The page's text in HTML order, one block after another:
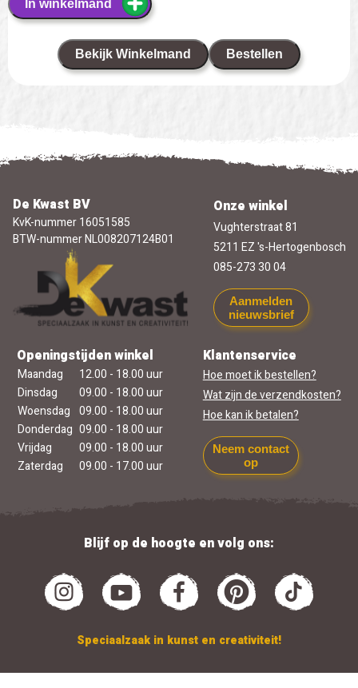
In winkelmand
Bekijk Winkelmand Bestellen
De Kwast BV
KvK-nummer 16051585
BTW-nummer NL008207124B01
Onze winkel
Vughterstraat 81
5211 EZ 's-Hertogenbosch
085-273 30 04
Aanmelden
nieuwsbrief
Openingstijden winkel
Maandag
12.00 - 18.00 uur
Dinsdag
09.00 - 18.00 uur
Woensdag 09.00 - 18.00 uur
Donderdag 09.00 - 18.00 uur
Vrijdag
09.00 - 18.00 uur
Zaterdag
09.00 - 17.00 uur
Klantenservice
Hoe moet ik bestellen?
Wat zijn de verzendkosten?
Hoe kan ik betalen?
Neem contact
op
Blijf op de hoogte en volg ons:
Speciaalzaak in kunst en creativiteit!